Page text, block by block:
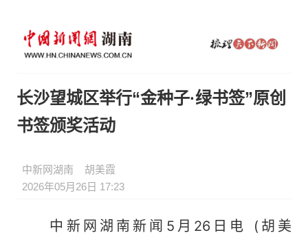
长沙望城区举行“金种子·绿书签”原创
书签颁奖活动
中新网湖南
胡美霞
2026年05月26日 17:23
中新网湖南新闻5月26日电 (胡美